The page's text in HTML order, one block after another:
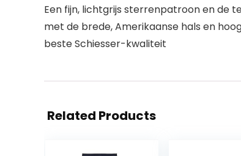
Een fijn, lichtgrijs sterrenpatroon en de
met de brede, Amerikaanse hals en
beste Schiesser-kwaliteit
Related Products